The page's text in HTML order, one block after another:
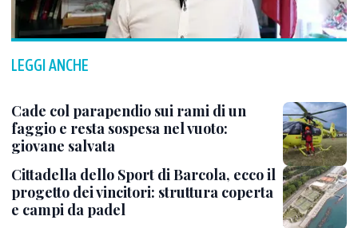
LEGGI ANCHE
Cade col parapendio sui rami di un
faggio e resta sospesa nel vuoto:
giovane salvata
Cittadella dello Sport di Barcola, ecco il
progetto dei vincitori: struttura coperta
e campi da padel